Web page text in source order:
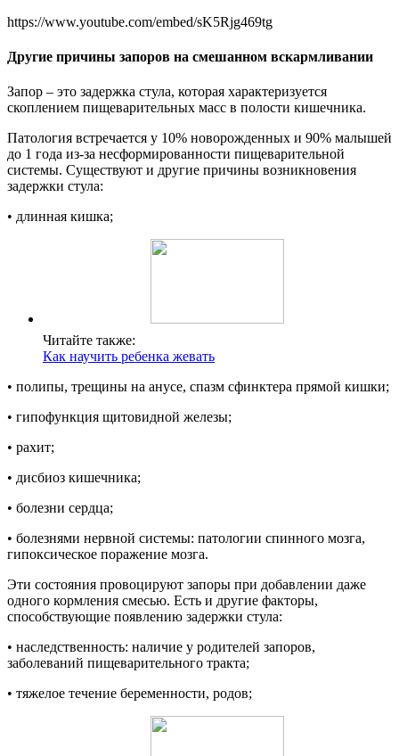
https://www.youtube.com/embed/sK5Rjg469tg
Другие причины запоров на смешанном вскармливании
Запор – это задержка стула, которая характеризуется
скоплением пищеварительных масс в полости кишечника.
Патология встречается у 10% новорожденных и 90% малышей
до 1 года из-за несформированности пищеварительной
системы. Существуют и другие причины возникновения
задержки стула:
• длинная кишка;
Читайте также:
Как научить ребенка жевать
• полипы, трещины на анусе, спазм сфинктера прямой кишки;
• гипофункция щитовидной железы;
• рахит;
• дисбиоз кишечника;
• болезни сердца;
• болезнями нервной системы: патологии спинного мозга,
гипоксическое поражение мозга.
Эти состояния провоцируют запоры при добавлении даже
одного кормления смесью. Есть и другие факторы,
способствующие появлению задержки стула:
• наследственность: наличие у родителей запоров,
заболеваний пищеварительного тракта;
• тяжелое течение беременности, родов;